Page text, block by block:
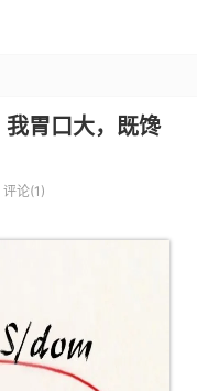
胃口大，既馋
评论(1)